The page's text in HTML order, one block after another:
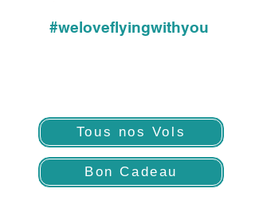
Tous nos Vols
Bon Cadeau
#weloveflyingwithyou